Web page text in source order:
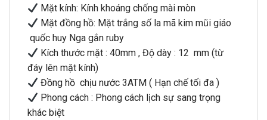
Mặt kính: Kính khoáng chống mài mòn
Mặt đồng hồ: Mặt trắng số la mã kim mũi giáo
quốc huy Nga gắn ruby
Kích thước mặt : 40mm , Độ dày : 12 mm (từ
đáy lên mặt kính)
Đồng hồ chịu nước 3ATM ( Hạn chế tối đa )
Phong cách : Phong cách lịch sự sang trọng
khác biệt